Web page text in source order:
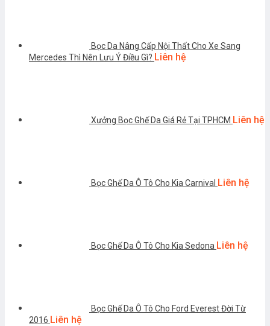
Bọc Da Nâng Cấp Nội Thất Cho Xe Sang
Mercedes Thì Nên Lưu Ý Điều Gì? Liên hệ
Xưởng Bọc Ghế Da Giá Rẻ Tại TPHCM Liên hệ
Bọc Ghế Da Ô Tô Cho Kia Carnival Liên hệ
Bọc Ghế Da Ô Tô Cho Kia Sedona Liên hệ
Bọc Ghế Da Ô Tô Cho Ford Everest Đời Từ
2016 Liên hệ